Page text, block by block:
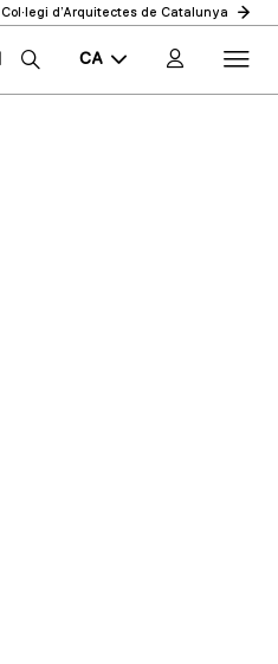
Col·legi d’Arquitectes de Catalunya
CA
ES